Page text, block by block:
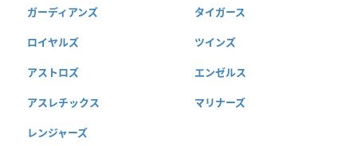
ガーディアンズ タイガース
ロイヤルズ ツインズ
アストロズ エンゼルス
アスレチックス マリナーズ
レンジャーズ